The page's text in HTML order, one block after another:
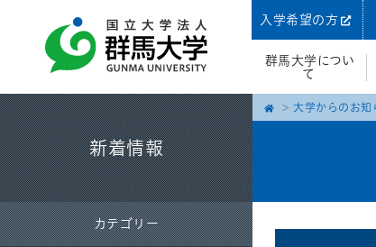
入学希望の方
群馬大学につい
て
新着情報
カテゴリー
大学からのお知